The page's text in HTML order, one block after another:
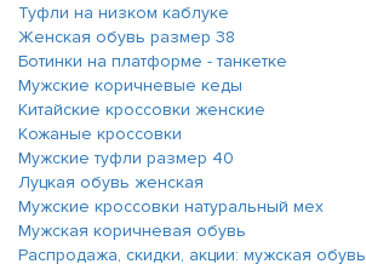
Туфли на низком каблуке
Женская обувь размер 38
Ботинки на платформе - танкетке
Мужские коричневые кеды
Китайские кроссовки женские
Кожаные кроссовки
Мужские туфли размер 40
Луцкая обувь женская
Мужские кроссовки натуральный мех
Мужская коричневая обувь
Распродажа, скидки, акции: мужская обувь